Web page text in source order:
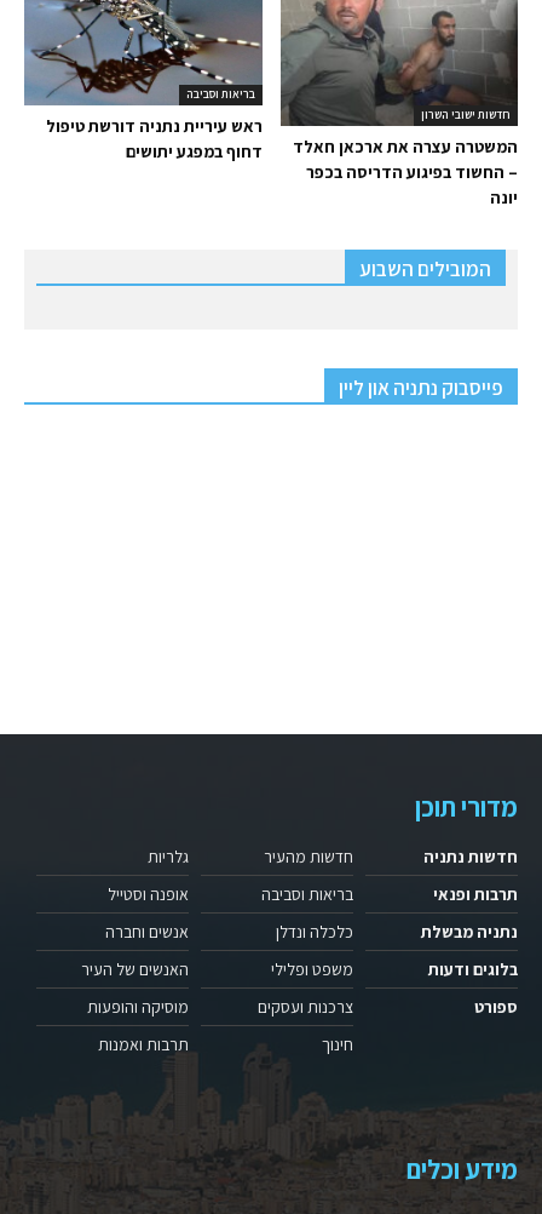
בריאות וסביבה
ראש עיריית נתניה דורשת טיפול
דחוף במפגע יתושים
חדשות ישובי השרון
המשטרה עצרה את ארכאן חאלד
– החשוד בפיגוע הדריסה בכפר
יונה
המובילים השבוע
פייסבוק נתניה און ליין
מדורי תוכן
חדשות נתניה
תרבות ופנאי
נתניה מבשלת
בלוגים ודעות
ספורט
חדשות מהעיר
בריאות וסביבה
כלכלה ונדלן
משפט ופלילי
צרכנות ועסקים
חינוך
גלריות
אופנה וסטייל
אנשים וחברה
האנשים של העיר
מוסיקה והופעות
תרבות ואמנות
מידע וכלים